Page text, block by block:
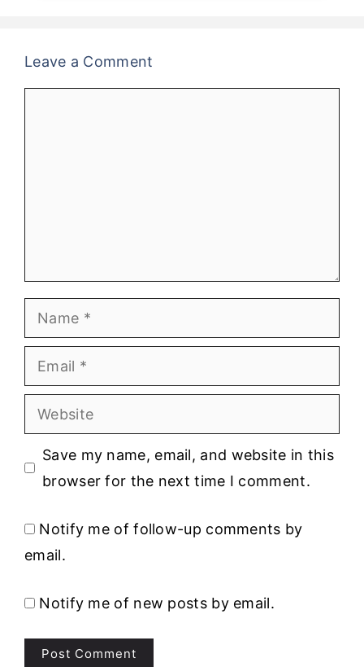
Leave a Comment
Name
Email
Website
Save my name, email, and website in this
browser for the next time I comment.
Notify me of follow-up comments by
email.
Notify me of new posts by email.